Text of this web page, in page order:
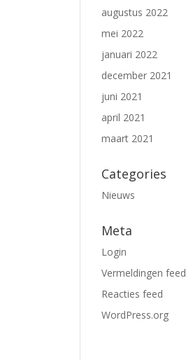
augustus 2022
mei 2022
januari 2022
december 2021
juni 2021
april 2021
maart 2021
Categories
Nieuws
Meta
Login
Vermeldingen feed
Reacties feed
WordPress.org